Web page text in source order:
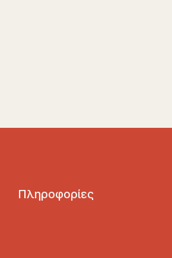
Πληροφορίες